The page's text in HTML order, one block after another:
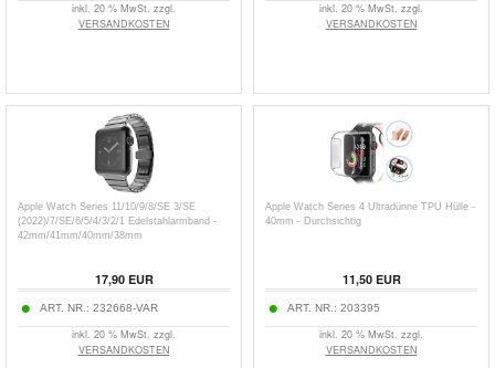
inkl. 20 % MwSt. zzgl.
VERSANDKOSTEN
inkl. 20 % MwSt. zzgl.
VERSANDKOSTEN
Apple Watch Series 11/10/9/8/SE 3/SE
(2022)/7/SE/6/5/4/3/2/1 Edelstahlarmband -
42mm/41mm/40mm/38mm
17,90EUR
ART. NR.: 232668-VAR
inkl. 20 % MwSt. zzgl.
VERSANDKOSTEN
Apple Watch Series 4 Ultradünne TPU Hülle -
40mm - Durchsichtig
11,50EUR
ART. NR.: 203395
inkl. 20 % MwSt. zzgl.
VERSANDKOSTEN